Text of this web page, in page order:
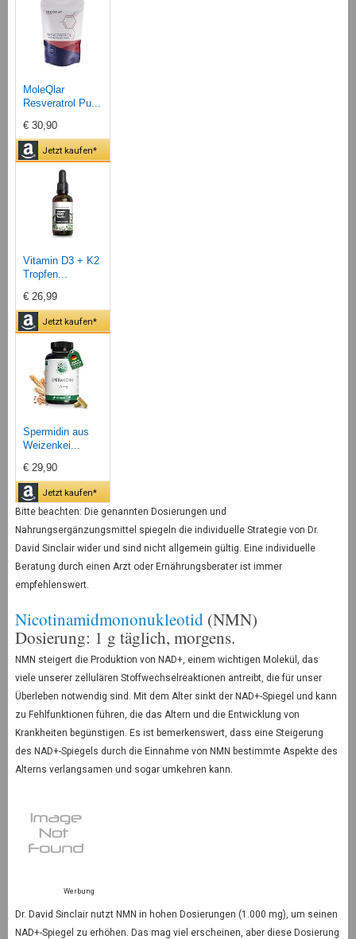
MoleQlar
Resveratrol Pu...
€ 30,90
Jetzt kaufen*
Vitamin D3 + K2
Tropfen...
€ 26,99
Jetzt kaufen*
Spermidin aus
Weizenkei...
€ 29,90
Jetzt kaufen*
Bitte beachten: Die genannten Dosierungen und
Nahrungsergänzungsmittel spiegeln die individuelle Strategie von Dr.
David Sinclair wider und sind nicht allgemein gültig. Eine individuelle
Beratung durch einen Arzt oder Ernährungsberater ist immer
empfehlenswert.
Nicotinamidmononukleotid (NMN)
Dosierung: 1 g täglich, morgens.
NMN steigert die Produktion von NAD+, einem wichtigen Molekül, das
viele unserer zellulären Stoffwechselreaktionen antreibt, die für unser
Überleben notwendig sind. Mit dem Alter sinkt der NAD+-Spiegel und kann
zu Fehlfunktionen führen, die das Altern und die Entwicklung von
Krankheiten begünstigen. Es ist bemerkenswert, dass eine Steigerung
des NAD+-Spiegels durch die Einnahme von NMN bestimmte Aspekte des
Alterns verlangsamen und sogar umkehren kann.
Werbung
Dr. David Sinclair nutzt NMN in hohen Dosierungen (1.000 mg), um seinen
NAD+-Spiegel zu erhöhen. Das mag viel erscheinen, aber diese Dosierung